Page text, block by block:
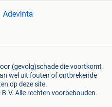
Adevinta
(gevolg)schade die voortkomt
wel uit fouten of ontbrekende
op deze site.
Alle rechten voorbehouden.